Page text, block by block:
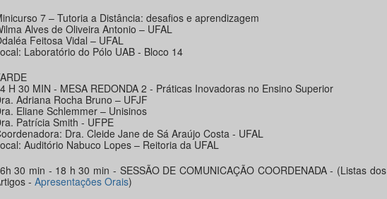
7 – Tutoria a Distância: desafios e aprendizagem
Alves de Oliveira Antonio – UFAL
Feitosa Vidal – UFAL
Laboratório do Pólo UAB - Bloco 14
H 30 MIN - MESA REDONDA 2 - Práticas Inovadoras no Ensino Superior
Adriana Rocha Bruno – UFJF
Eliane Schlemmer – Unisinos
Patrícia Smith - UFPE
Dra. Cleide Jane de Sá Araújo Costa - UFAL
Auditório Nabuco Lopes – Reitoria da UFAL
30 min - 18 h 30 min - SESSÃO DE COMUNICAÇÃO COORDENADA - (Listas dos
- Apresentações Orais)